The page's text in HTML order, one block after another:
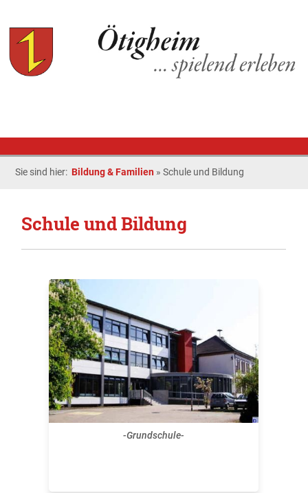
Sie sind hier: Bildung & Familien »Schule und Bildung
Schule und Bildung
-Grundschule-